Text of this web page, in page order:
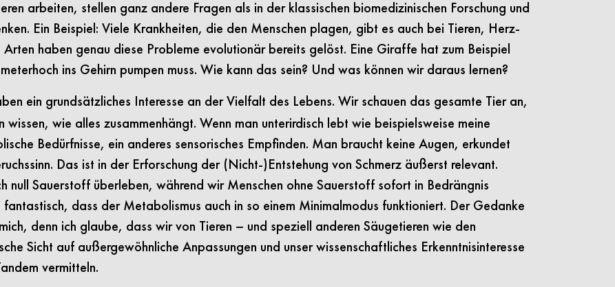
arbeiten, stellen ganz andere Fragen als in der klassischen biomedizinischen Forschung und
Ein Beispiel: Viele Krankheiten, die den Menschen plagen, gibt es auch bei Tieren, Herz-
haben genau diese Probleme evolutionär bereits gelöst. Eine Giraffe hat zum Beispiel
ins Gehirn pumpen muss. Wie kann das sein? Und was können wir daraus lernen?
ein grundsätzliches Interesse an der Vielfalt des Lebens. Wir schauen das gesamte Tier an,
wie alles zusammenhängt. Wenn man unterirdisch lebt wie beispielsweise meine
Bedürfnisse, ein anderes sensorisches Empfinden. Man braucht keine Augen, erkundet
Das ist in der Erforschung der (Nicht-)Entstehung von Schmerz äußerst relevant.
null Sauerstoff überleben, während wir Menschen ohne Sauerstoff sofort in Bedrängnis
dass der Metabolismus auch in so einem Minimalmodus funktioniert. Der Gedanke
denn ich glaube, dass wir von Tieren – und speziell anderen Säugetieren wie den
Sicht auf außergewöhnliche Anpassungen und unser wissenschaftliches Erkenntnisinteresse
vermitteln.